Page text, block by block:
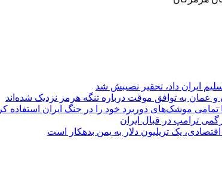
ایران داد، تحقیر نصیبش شد
و عمان به توافق موقت درباره تنگه هرمز نزدیک شده‌اند
تمامی موشک‌های دوربرد خود را در جنگ ایران استفاده
ترامپ در قبال ایران
یک تریلیون دلار به یمن بدهکار است